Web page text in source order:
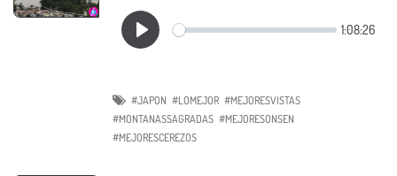
#JAPON #LOMEJOR #MEJORESVISTAS
#MONTANASSAGRADAS #MEJORESONSEN
#MEJORESCEREZOS